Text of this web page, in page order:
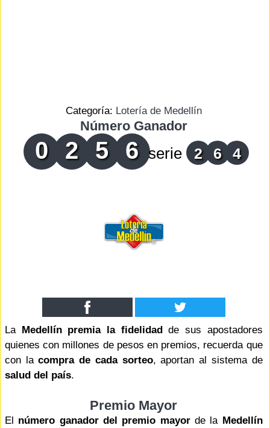
Categoría: Lotería de Medellín
Número Ganador
0 2 5 6 serie 2 6 4
La Medellín premia la fidelidadde sus apostadores
quienes con millones de pesos en premios, recuerda que
con lacompra de cada sorteo, aportan al sistema de
salud del país.
Premio Mayor
El número ganador del premio mayorde la Medellín